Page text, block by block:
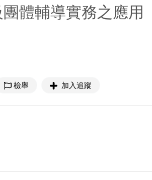
體輔導實務之應用
檢舉 加入追蹤